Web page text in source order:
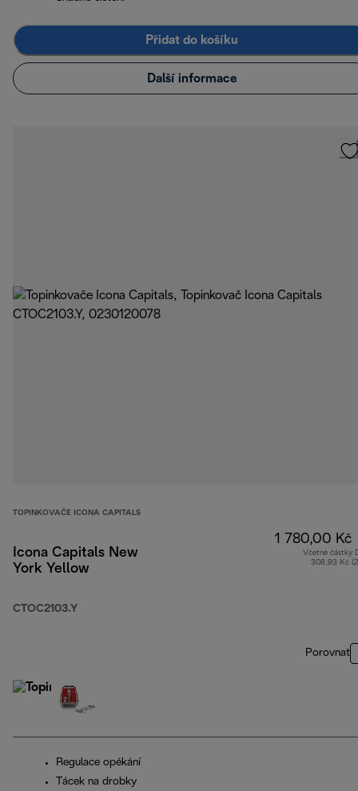
Přidat do košíku
Další informace
TOPINKOVAČE ICONA CAPITALS
Icona Capitals New
York Yellow
CTOC2103.Y
1 780,00 Kč
Včetně částky
308,93 Kč
Porovnat
Regulace opékání
Tácek na drobky